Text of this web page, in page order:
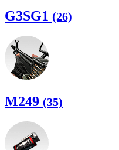
G3SG1 (26)
M249 (35)